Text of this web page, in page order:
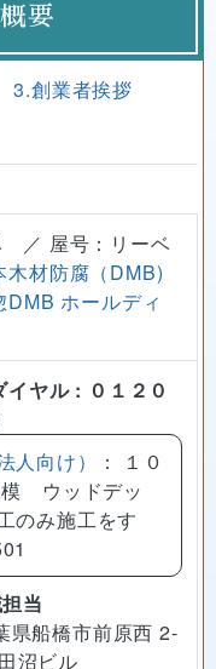
要
3.創業者挨拶
／ 屋号：リーベ
木材防腐（DMB)
DMB ホールディ
ヤル : ０１２０
人向け）
： １０
模 ウッドデッ
のみ施工をす
当
船橋市前原西 2-
沼ビル